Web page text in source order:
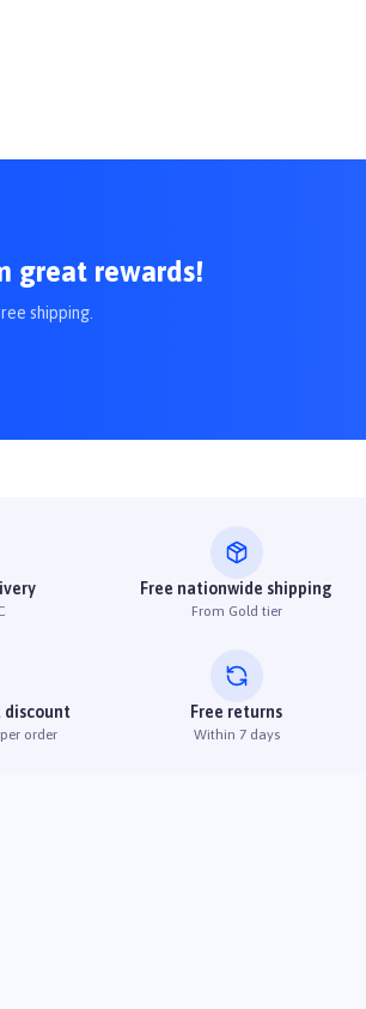
great rewards!
shipping.
Free nationwide shipping
From Gold tier
discount
order
Free returns
Within 7 days